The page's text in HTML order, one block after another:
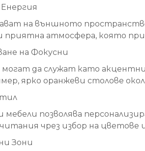
на външното
приятна атмосфера, която
на Фокусни
да служат като
ярко оранжеви столове
мебели позволява
чрез избор на
Зони